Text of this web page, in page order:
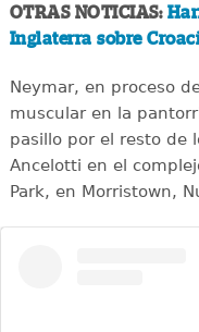
OTRAS NOTICIAS:
Inglaterra sobre
Neymar, en proceso
muscular en la
pasillo por el resto de
Ancelotti en el
Park, en Morristown,